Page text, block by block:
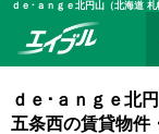
ｄｅ･ａｎｇｅ北円山（北海道
ｄｅ･ａｎｇｅ北
五条西の賃貸物件